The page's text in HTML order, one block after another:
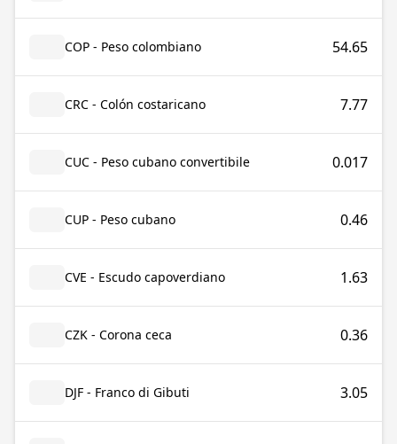
COP - Peso colombiano 54.65
CRC - Colón costaricano 7.77
CUC - Peso cubano convertibile 0.017
CUP - Peso cubano 0.46
CVE - Escudo capoverdiano 1.63
CZK - Corona ceca 0.36
DJF - Franco di Gibuti 3.05